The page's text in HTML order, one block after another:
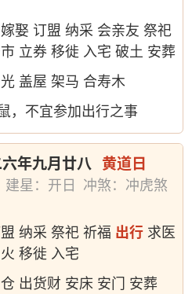
娶 订盟 纳采 会亲友 祭祀
立券 移徙 入宅 破土 安葬
光 盖屋 架马 合寿木
，不宜参加出行之事
年九月廿八 黄道日
建星：开日
冲煞：冲虎煞
纳采 祭祀 祈福 出行 求医
移徙 入宅
出货财 安床 安门 安葬